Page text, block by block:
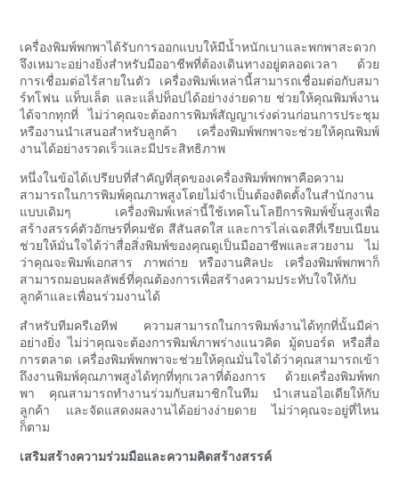
เครื่องพิมพ์พกพาได้รับการออกแบบให้มีน้ำหนักเบาและพกพาสะดวก
จึงเหมาะอย่างยิ่งสำหรับมืออาชีพที่ต้องเดินทางอยู่ตลอดเวลา ด้วย
การเชื่อมต่อไร้สายในตัว เครื่องพิมพ์เหล่านี้สามารถเชื่อมต่อกับสมา
ร์ทโฟน แท็บเล็ต และแล็ปท็อปได้อย่างง่ายดาย ช่วยให้คุณพิมพ์งาน
ได้จากทุกที่ ไม่ว่าคุณจะต้องการพิมพ์สัญญาเร่งด่วนก่อนการประชุม
หรืองานนำเสนอสำหรับลูกค้า เครื่องพิมพ์พกพาจะช่วยให้คุณพิมพ์
งานได้อย่างรวดเร็วและมีประสิทธิภาพ
หนึ่งในข้อได้เปรียบที่สำคัญที่สุดของเครื่องพิมพ์พกพาคือความ
สามารถในการพิมพ์คุณภาพสูงโดยไม่จำเป็นต้องติดตั้งในสำนักงาน
แบบเดิมๆ เครื่องพิมพ์เหล่านี้ใช้เทคโนโลยีการพิมพ์ขั้นสูงเพื่อ
สร้างสรรค์ตัวอักษรที่คมชัด สีสันสดใส และการไล่เฉดสีที่เรียบเนียน
ช่วยให้มั่นใจได้ว่าสื่อสิ่งพิมพ์ของคุณดูเป็นมืออาชีพและสวยงาม ไม่
ว่าคุณจะพิมพ์เอกสาร ภาพถ่าย หรืองานศิลปะ เครื่องพิมพ์พกพาก็
สามารถมอบผลลัพธ์ที่คุณต้องการเพื่อสร้างความประทับใจให้กับ
ลูกค้าและเพื่อนร่วมงานได้
สำหรับทีมครีเอทีฟ ความสามารถในการพิมพ์งานได้ทุกที่นั้นมีค่า
อย่างยิ่ง ไม่ว่าคุณจะต้องการพิมพ์ภาพร่างแนวคิด มู้ดบอร์ด หรือสื่อ
การตลาด เครื่องพิมพ์พกพาจะช่วยให้คุณมั่นใจได้ว่าคุณสามารถเข้า
ถึงงานพิมพ์คุณภาพสูงได้ทุกที่ทุกเวลาที่ต้องการ ด้วยเครื่องพิมพ์พก
พา คุณสามารถทำงานร่วมกับสมาชิกในทีม นำเสนอไอเดียให้กับ
ลูกค้า และจัดแสดงผลงานได้อย่างง่ายดาย ไม่ว่าคุณจะอยู่ที่ไหน
ก็ตาม
เสริมสร้างความร่วมมือและความคิดสร้างสรรค์